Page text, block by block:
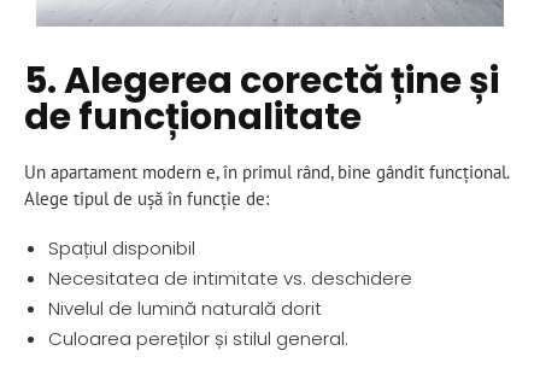
5. Alegerea corectă ține și
de funcționalitate
Un apartament modern e, în primul rând, bine gândit funcțional.
Alege tipul de ușă în funcție de:
Spațiul disponibil
Necesitatea de intimitate vs. deschidere
Nivelul de lumină naturală dorit
Culoarea pereților și stilul general.